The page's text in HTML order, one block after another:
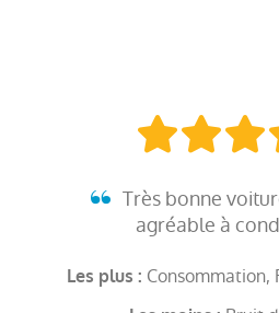
Très bonne
agréable à
Les plus : Consommation,